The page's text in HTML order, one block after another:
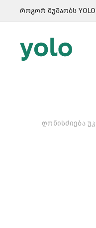
როგორ მუშაობს
ᲦᲝᲜᲘᲡᲫᲘᲔᲑᲐ